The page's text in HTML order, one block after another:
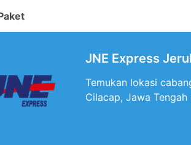
JNE Express
Temukan lokasi
Cilacap, Jawa